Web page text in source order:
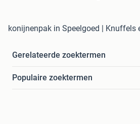
konijnenpak in Speelgoed | Knuffels
Gerelateerde zoektermen
Populaire zoektermen